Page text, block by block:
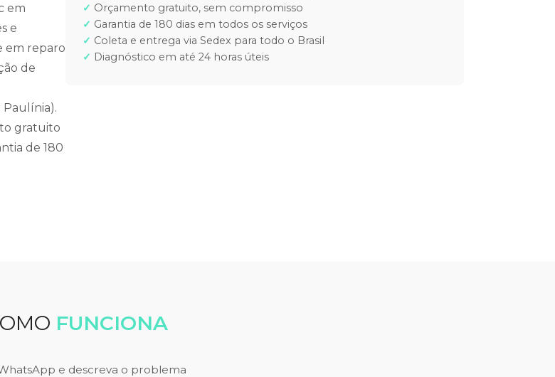
em
e
em reparo
de
Paulínia).
gratuito
de 180
Orçamento gratuito, sem compromisso
Garantia de 180 dias em todos os serviços
Coleta e entrega via Sedex para todo o Brasil
Diagnóstico em até 24 horas úteis
FUNCIONA
e descreva o problema